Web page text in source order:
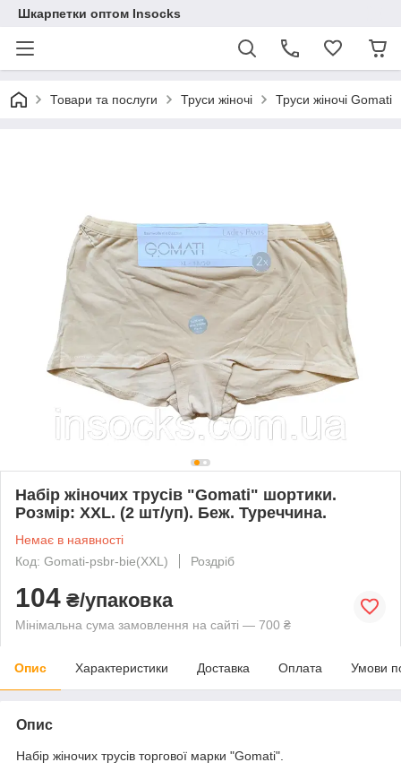
Шкарпетки оптом Insocks
Товари та послуги Труси жіночі Труси жіночі Gomati
Набір жіночих трусів "Gomati" шортики.
Розмір: XXL. (2 шт/уп). Беж. Туреччина.
Немає в наявності
Код: Gomati-psbr-bie(XXL)
Роздріб
104 ₴/упаковка
Мінімальна сума замовлення на сайті — 700 ₴
Опис Характеристики Доставка Оплата Умови
Опис
Набір жіночих трусів торгової марки "Gomati".